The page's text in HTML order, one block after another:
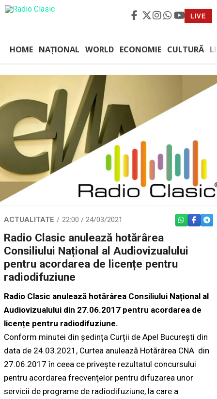
LIVE
HOME NAȚIONAL WORLD ECONOMIE CULTURĂ
ACTUALITATE 22:00 / 24/03/2021 WHATSAPP
Radio Clasic anulează hotărârea
Consiliului Național al Audiovizualului
pentru acordarea de licențe pentru
radiodifuziune
Radio Clasic anulează hotărârea Consiliului Național al
Audiovizualului din 27.06.2017 pentru acordarea de
licențe pentru radiodifuziune.
Conform minutei din ședința Curții de Apel București din
data de 24.03.2021, Curtea anulează Hotărârea CNA din
27.06.2017 în ceea ce priveşte rezultatul concursului
pentru acordarea frecvenţelor pentru difuzarea unor
servicii de programe de radiodifuziune, la care a